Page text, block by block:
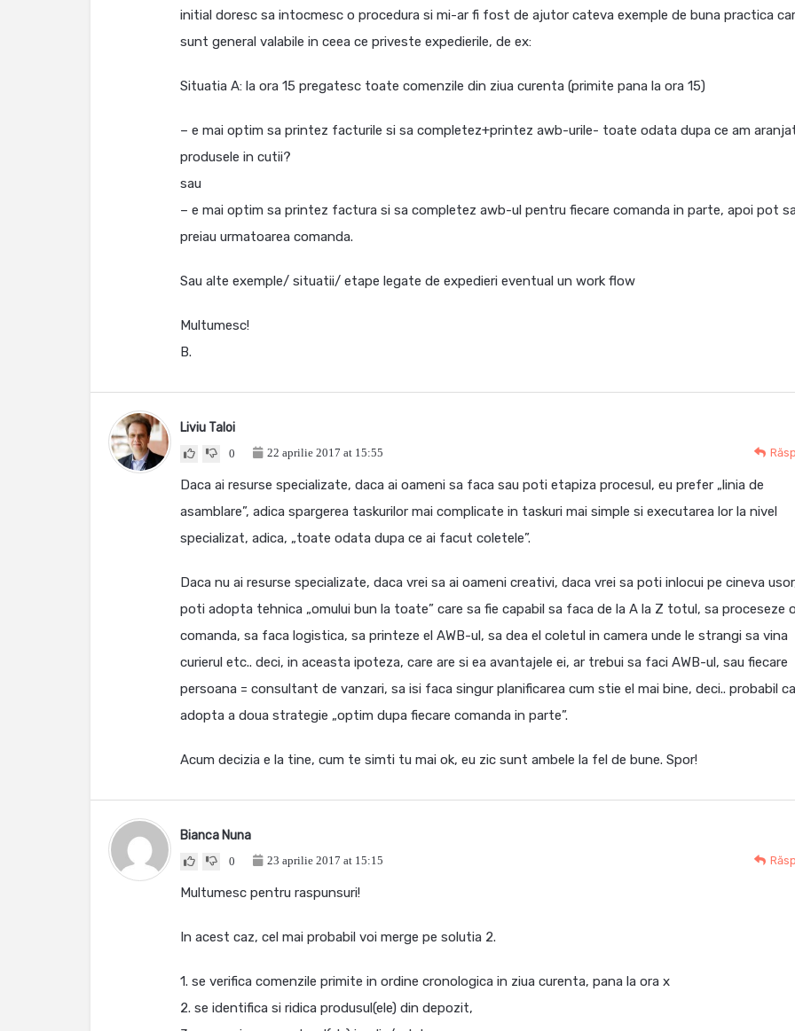
initial doresc sa intocmesc o procedura si mi-ar fi fost de ajutor cateva exemple de buna practica
sunt general valabile in ceea ce priveste expedierile, de ex:
Situatia A: la ora 15 pregatesc toate comenzile din ziua curenta (primite pana la ora 15)
– e mai optim sa printez facturile si sa completez+printez awb-urile- toate odata dupa ce am
produsele in cutii?
sau
– e mai optim sa printez factura si sa completez awb-ul pentru fiecare comanda in parte, apoi pot sa
preiau urmatoarea comanda.
Sau alte exemple/ situatii/ etape legate de expedieri eventual un work flow
Multumesc!
B.
Liviu Taloi
0 22 aprilie 2017 at 15:55
Daca ai resurse specializate, daca ai oameni sa faca sau poti etapiza procesul, eu prefer „linia de
asamblare”, adica spargerea taskurilor mai complicate in taskuri mai simple si executarea lor la nivel
specializat, adica, „toate odata dupa ce ai facut coletele”.
Daca nu ai resurse specializate, daca vrei sa ai oameni creativi, daca vrei sa poti inlocui pe cineva
poti adopta tehnica „omului bun la toate” care sa fie capabil sa faca de la A la Z totul, sa proceseze o
comanda, sa faca logistica, sa printeze el AWB-ul, sa dea el coletul in camera unde le strangi sa vina
curierul etc.. deci, in aceasta ipoteza, care are si ea avantajele ei, ar trebui sa faci AWB-ul, sau fiecare
persoana = consultant de vanzari, sa isi faca singur planificarea cum stie el mai bine, deci.. probabil
adopta a doua strategie „optim dupa fiecare comanda in parte”.
Acum decizia e la tine, cum te simti tu mai ok, eu zic sunt ambele la fel de bune. Spor!
Bianca Nuna
0 23 aprilie 2017 at 15:15
Multumesc pentru raspunsuri!
In acest caz, cel mai probabil voi merge pe solutia 2.
1. se verifica comenzile primite in ordine cronologica in ziua curenta, pana la ora x
2. se identifica si ridica produsul(ele) din depozit,